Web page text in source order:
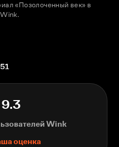
«Позолоченный век» в
9.3
Wink
оценка